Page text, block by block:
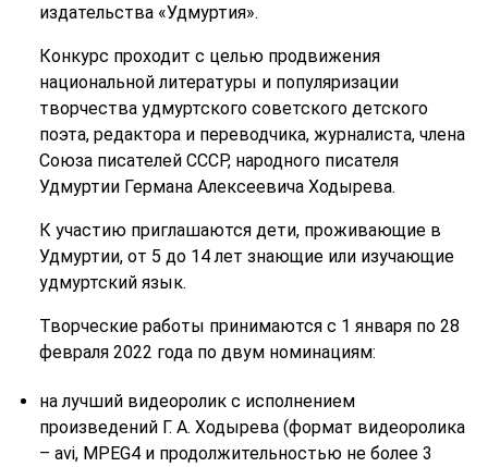
издательства «Удмуртия».
Конкурс проходит с целью продвижения
национальной литературы и популяризации
творчества удмуртского советского детского
поэта, редактора и переводчика, журналиста, члена
Союза писателей СССР, народного писателя
Удмуртии Германа Алексеевича Ходырева.
К участию приглашаются дети, проживающие в
Удмуртии, от 5 до 14 лет знающие или изучающие
удмуртский язык.
Творческие работы принимаются с 1 января по 28
февраля 2022 года по двум номинациям:
на лучший видеоролик с исполнением
произведений Г. А. Ходырева(формат видеоролика
– avi, MPEG4и продолжительностью не более 3